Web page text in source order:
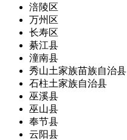
涪陵区
万州区
长寿区
綦江县
潼南县
秀山土家族苗族自治县
石柱土家族自治县
巫溪县
巫山县
奉节县
云阳县